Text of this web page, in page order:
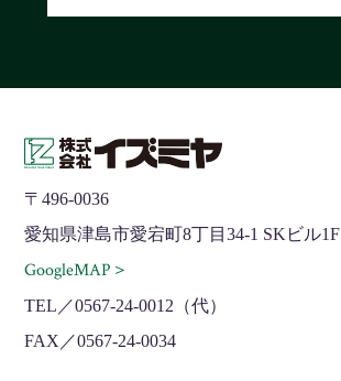
〒496-0036
愛知県津島市愛宕町8丁目34-1 SKビル1F
GoogleMAP＞
TEL／0567-24-0012（代）
FAX／0567-24-0034